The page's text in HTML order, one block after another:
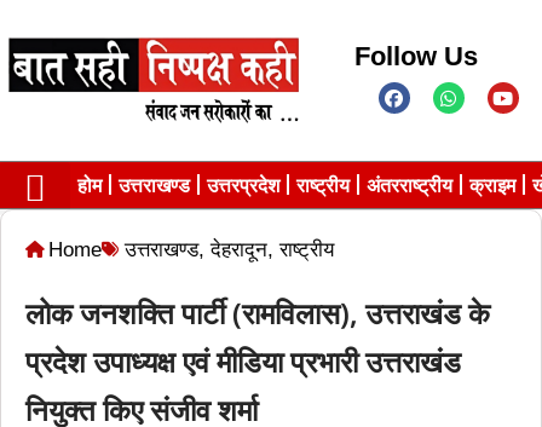
Follow Us
होम उत्तराखण्ड उत्तरप्रदेश राष्ट्रीय अंतरराष्ट्रीय क्राइम
Home उत्तराखण्ड,देहरादून,राष्ट्रीय
लोक जनशक्ति पार्टी (रामविलास), उत्तराखंड के
प्रदेश उपाध्यक्ष एवं मीडिया प्रभारी उत्तराखंड
नियुक्त किए संजीव शर्मा